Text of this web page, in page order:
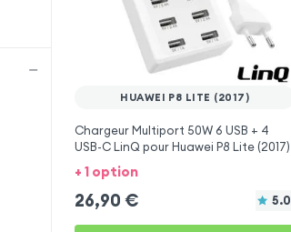
HUAWEI P8 LITE (2017)
Chargeur Multiport 50W 6 USB + 4
USB-C LinQ pour Huawei P8 Lite (2017)
+ 1 option
26,90 € 5.0